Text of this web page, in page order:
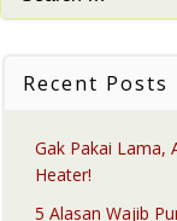
for:
Recent Posts
Gak Pakai Lama,
Heater!
5 Alasan Wajib